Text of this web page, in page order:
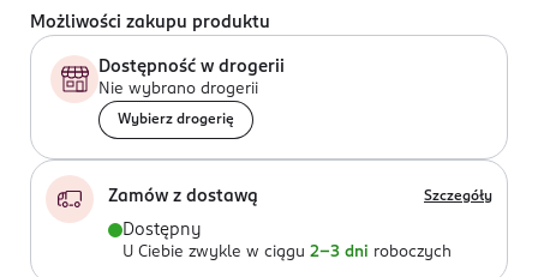
Możliwości zakupu produktu
Dostępność w drogerii
Nie wybrano drogerii
Wybierz drogerię
Zamów z dostawą Szczegóły
Dostępny
U Ciebie zwykle w ciągu 2-3 dni roboczych